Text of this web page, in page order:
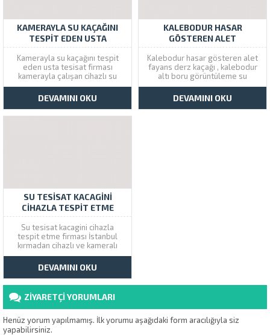
KAMERAYLA SU KAÇAĞINI
TESPIT EDEN USTA
Kamerayla su kaçağını tespit
eden usta tesisat firması
kamerayla çalışan cihazlı su
tesisat ustası İstanbulda Çözüm
Tesisat 99 TL ye servis veriyor.
Su kaçağı tespiti konusunda
kırmadan dökmeden kameralı
DEVAMINI OKU
KALEBODUR HASAR
GÖSTEREN ALET
Kalebodur hasar gösteren alet
fayans derz kaçağı , kalebodur
altı boru görüntüleme su
tesisatı hasar tespiti Çözüm
Tesisat İstanbul firması
tarafından yapılıyor. Gizli su
kaçakları yüzünden eviniz inşşat
DEVAMINI OKU
SU TESISAT KACAGINI
CIHAZLA TESPIT ETME
Su tesisat kacagini cihazla
tespit etme firması İstanbul
kırmadan cihazlı ve kameralı
servis almak için bizi
arayabilirsiniz. Çözüm Tesisat
olarak son teknoloji kameralı
sistem kullanarak su kaçağını
cihazla tespit etme konusunda
hizmet vermekteyiz. Su tesisat
kacagini cihazla tespit etme
alt...
DEVAMINI OKU
ZİYARETÇİ YORUMLARI
Henüz yorum yapılmamış. İlk yorumu aşağıdaki form aracılığıyla siz
yapabilirsiniz.